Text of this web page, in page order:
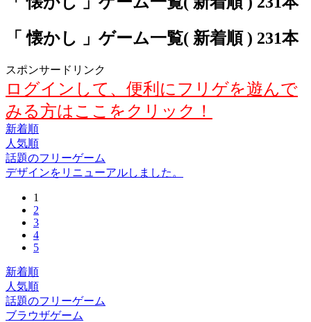
「 懐かし 」ゲーム一覧( 新着順 ) 231本
スポンサードリンク
ログインして、便利にフリゲを遊んで
みる方はここをクリック！
新着順
人気順
話題のフリーゲーム
デザインをリニューアルしました。
1
2
3
4
5
新着順
人気順
話題のフリーゲーム
ブラウザゲーム